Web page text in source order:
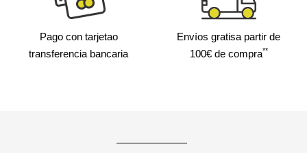
Pago con tarjetao
transferencia bancaria
Envíos gratisa partir de
100€ de compra**